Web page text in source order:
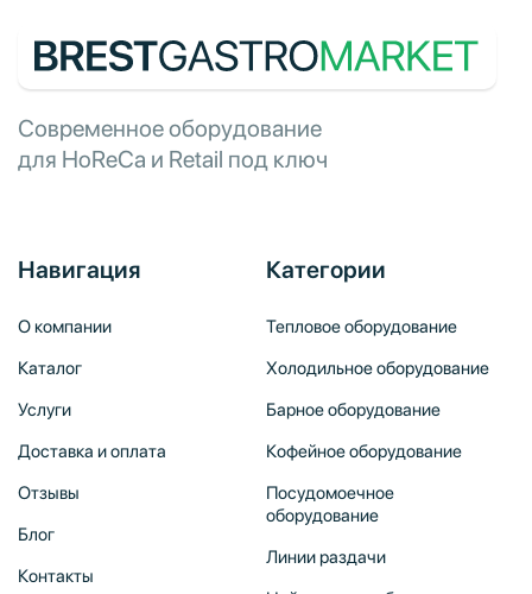
Современное оборудование
для HoReCa и Retail под ключ
Навигация
О компании
Каталог
Услуги
Доставка и оплата
Отзывы
Блог
Контакты
Категории
Тепловое оборудование
Холодильное оборудование
Барное оборудование
Кофейное оборудование
Посудомоечное
оборудование
Линии раздачи